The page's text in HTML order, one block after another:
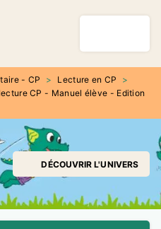
- CP > Lecture en CP
>
CP - Manuel élève - Edition
DÉCOUVRIR L'UNIVERS